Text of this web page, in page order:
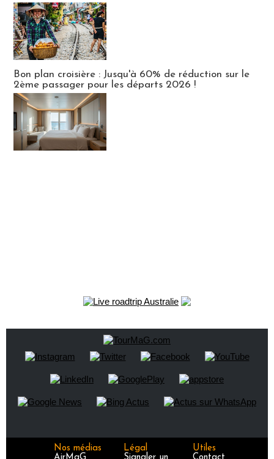
Bon plan croisière : Jusqu'à 60% de réduction sur le
2ème passager pour les départs 2026 !
Nos médias
Légal
Utiles